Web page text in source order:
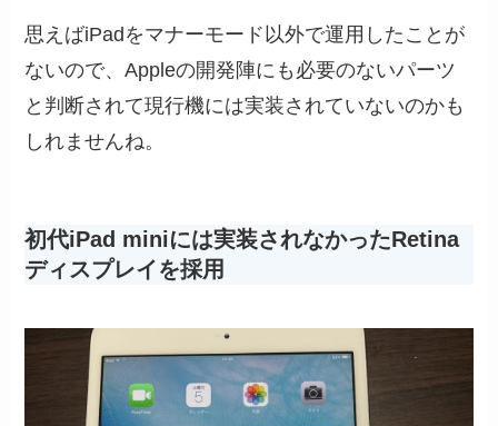
思えばiPadをマナーモード以外で運用したことが
ないので、Appleの開発陣にも必要のないパーツ
と判断されて現行機には実装されていないのかも
しれませんね。
初代iPad miniには実装されなかったRetina
ディスプレイを採用